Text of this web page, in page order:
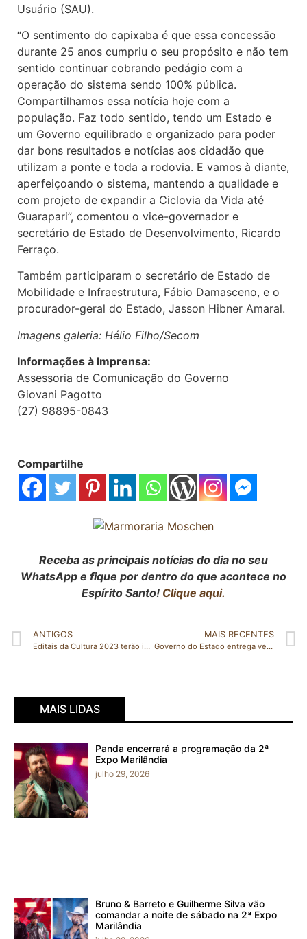
Usuário (SAU).
“O sentimento do capixaba é que essa concessão
durante 25 anos cumpriu o seu propósito e não tem
sentido continuar cobrando pedágio com a
operação do sistema sendo 100% pública.
Compartilhamos essa notícia hoje com a
população. Faz todo sentido, tendo um Estado e
um Governo equilibrado e organizado para poder
dar bons resultados e notícias aos cidadão que
utilizam a ponte e toda a rodovia. E vamos à diante,
aperfeiçoando o sistema, mantendo a qualidade e
com projeto de expandir a Ciclovia da Vida até
Guarapari”, comentou o vice-governador e
secretário de Estado de Desenvolvimento, Ricardo
Ferraço.
Também participaram o secretário de Estado de
Mobilidade e Infraestrutura, Fábio Damasceno, e o
procurador-geral do Estado, Jasson Hibner Amaral.
Imagens galeria: Hélio Filho/Secom
Informações à Imprensa:
Assessoria de Comunicação do Governo
Giovani Pagotto
(27) 98895-0843
Compartilhe
Receba as principais notícias do dia no seu
WhatsApp e fique por dentro do que acontece no
Espírito Santo! Clique aqui.
ANTIGOS
Editais da Cultura 2023 terão investimento recorde de R$ 16,3 milhões
MAIS RECENTES
Governo do Estado entrega veículos para municípios: Marilândia, Nova Venécia, Pancas e Rio Bananal estão entre os contemplados
MAIS LIDAS
Panda encerrará a programação da 2ª
Expo Marilândia
julho 29, 2026
Bruno & Barreto e Guilherme Silva vão
comandar a noite de sábado na 2ª Expo
Marilândia